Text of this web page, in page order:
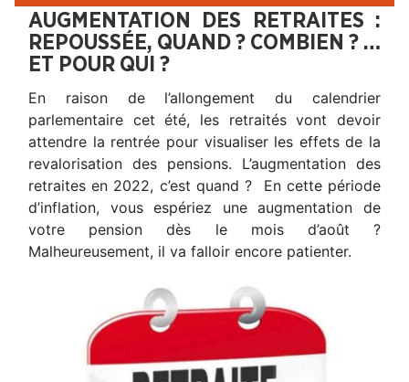
AUGMENTATION DES RETRAITES :
REPOUSSÉE, QUAND ? COMBIEN ? …
ET POUR QUI ?
En raison de l’allongement du calendrier
parlementaire cet été, les retraités vont devoir
attendre la rentrée pour visualiser les effets de la
revalorisation des pensions. L’augmentation des
retraites en 2022, c’est quand ? En cette période
d’inflation, vous espériez une augmentation de
votre pension dès le mois d’août ?
Malheureusement, il va falloir encore patienter.